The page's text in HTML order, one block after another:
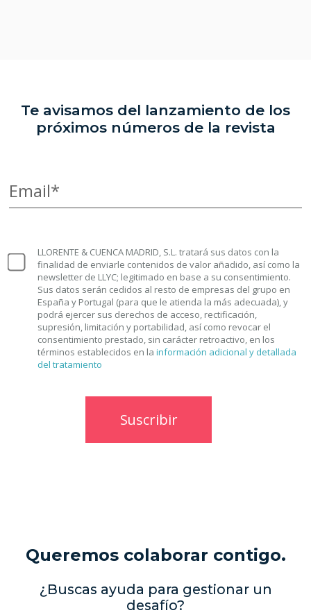
Te avisamos del lanzamiento de los
próximos números de la revista
Email*
LLORENTE & CUENCA MADRID, S.L. tratará sus datos con la
finalidad de enviarle contenidos de valor añadido, así como la
newsletter de LLYC; legitimado en base a su consentimiento.
Sus datos serán cedidos al resto de empresas del grupo en
España y Portugal (para que le atienda la más adecuada), y
podrá ejercer sus derechos de acceso, rectificación,
supresión, limitación y portabilidad, así como revocar el
consentimiento prestado, sin carácter retroactivo, en los
términos establecidos en la información adicional y detallada
del tratamiento
Queremos colaborar contigo.
¿Buscas ayuda para gestionar un
desafío?